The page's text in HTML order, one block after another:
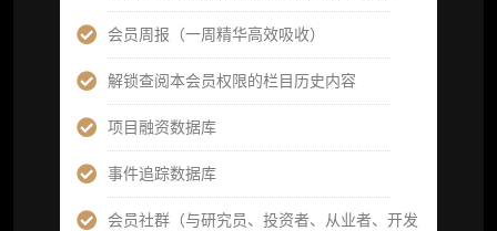
会员周报（一周精华高效吸收）
解锁查阅本会员权限的栏目历史内容
项目融资数据库
事件追踪数据库
会员社群（与研究员、投资者、从业者、开发
提前获取研报权（ 3 次，官方发布研报预告后
可根据请求领先市场以提前解锁）
分析师 1 对 1 沟通（1 小时，话题需审核）
分析师专属答疑服务（3 次提问，话题需审
淀内容）​